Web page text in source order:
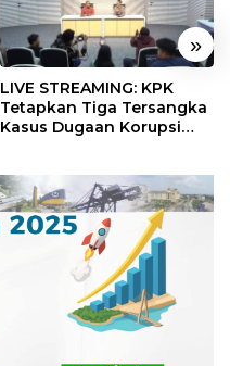
»
LIVE STREAMING: KPK
Tetapkan Tiga Tersangka
Kasus Dugaan Korupsi